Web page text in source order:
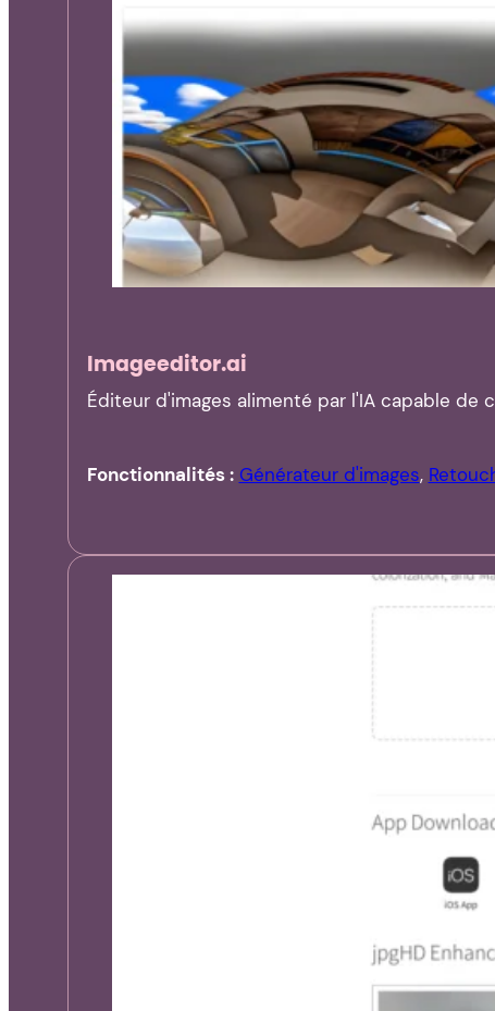
Imageeditor.ai
Éditeur d'images alimenté par l'IA capable de
Fonctionnalités : Générateur d'images,